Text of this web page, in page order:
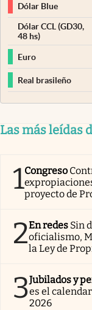
Dólar Blue
Dólar CCL (GD30,
48 hs)
Euro
Real brasileño
Las más leídas
1Congreso
proyecto de
2En redes Sin
oficialismo,
la Ley de
3Jubilados y
es el
2026